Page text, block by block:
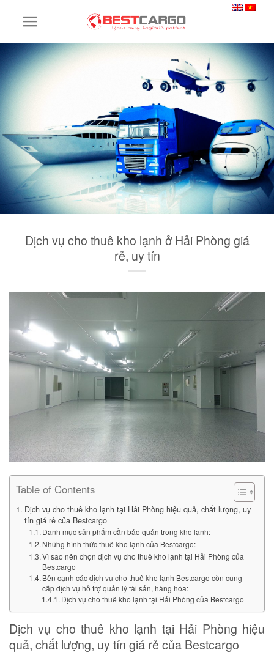
Dịch vụ cho thuê kho lạnh ở Hải Phòng giá
rẻ, uy tín
Table of Contents
Dịch vụ cho thuê kho lạnh tại Hải Phòng hiệu quả, chất lượng, uy
tín giá rẻ của Bestcargo
Danh mục sản phẩm cần bảo quản trong kho lạnh:
Những hình thức thuê kho lạnh của Bestcargo:
Vì sao nên chọn dịch vụ cho thuê kho lạnh tại Hải Phòng của
Bestcargo
Bên cạnh các dịch vụ cho thuê kho lạnh Bestcargo còn cung
cấp dịch vụ hỗ trợ quản lý tài sản, hàng hóa:
Dịch vụ cho thuê kho lạnh tại Hải Phòng của Bestcargo
Dịch vụ cho thuê kho lạnh tại Hải Phòng hiệu
quả, chất lượng, uy tín giá rẻ của Bestcargo